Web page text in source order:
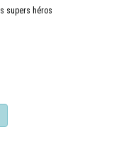
supers héros